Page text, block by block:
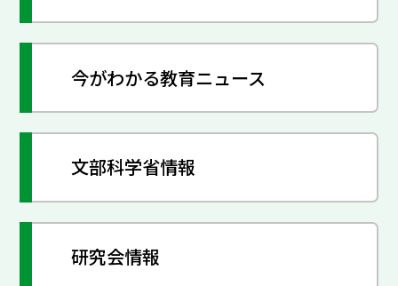
今がわかる教育ニュース
文部科学省情報
研究会情報